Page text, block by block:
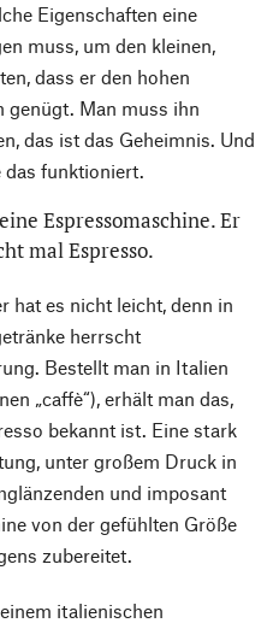
Eigenschaften eine
muss, um den kleinen,
dass er den hohen
genügt. Man muss ihn
das ist das Geheimnis. Und
funktioniert.
Espressomaschine. Er
mal Espresso.
hat es nicht leicht, denn in
herrscht
Bestellt man in Italien
„caffè“), erhält man das,
bekannt ist. Eine stark
unter großem Druck in
und imposant
von der gefühlten Größe
zubereitet.
italienischen